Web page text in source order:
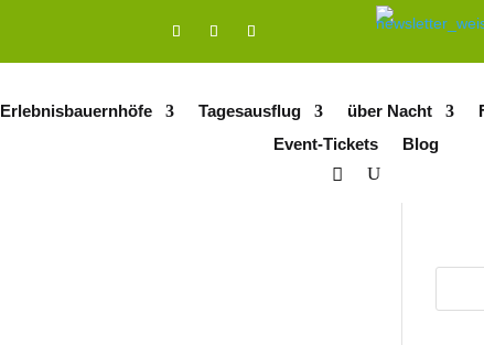
Erlebnisbauernhöfe Tagesausflug über Nacht
Event-Tickets
Blog